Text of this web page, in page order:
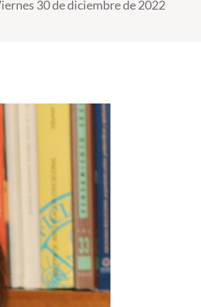
30 de diciembre de 2022